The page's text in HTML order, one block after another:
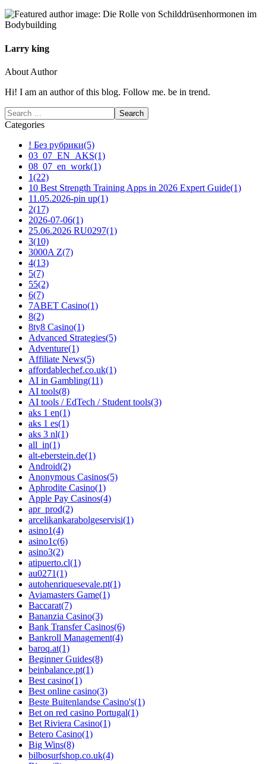
Larry king
About Author
Hi! I am an author of this blog. Follow me. be in trend.
Categories
! Без рубрики(5)
03_07_EN_AKS(1)
08_07_en_work(1)
1(22)
10 Best Strength Training Apps in 2026 Expert Guide(1)
11.05.2026-pin up(1)
2(17)
2026-07-06(1)
25.06.2026 RU0297(1)
3(10)
3000A Z(7)
4(13)
5(7)
55(2)
6(7)
7ABET Casino(1)
8(2)
8ty8 Casino(1)
Advanced Strategies(5)
Adventure(1)
Affiliate News(5)
affordablechef.co.uk(1)
AI in Gambling(11)
AI tools(8)
AI tools / EdTech / Student tools(3)
aks 1 en(1)
aks 1 es(1)
aks 3 nl(1)
all_in(1)
alt-eberstein.de(1)
Android(2)
Anonymous Casinos(5)
Aphrodite Casino(1)
Apple Pay Casinos(4)
apr_prod(2)
arcelikankarabolgeservisi(1)
asino1(4)
asino1c(6)
asino3(2)
atipuerto.cl(1)
au0271(1)
autohenriquesevale.pt(1)
Aviamasters Game(1)
Baccarat(7)
Bananzia Casino(3)
Bank Transfer Casinos(6)
Bankroll Management(4)
baroq.at(1)
Beginner Guides(8)
beinbalance.pt(1)
Best casino(1)
Best online casino(3)
Beste Buitenlandse Casino's(1)
Bet on red casino Portugal(1)
Bet Riviera Casino(1)
Betero Casino(1)
Big Wins(8)
bilbosurfshop.co.uk(4)